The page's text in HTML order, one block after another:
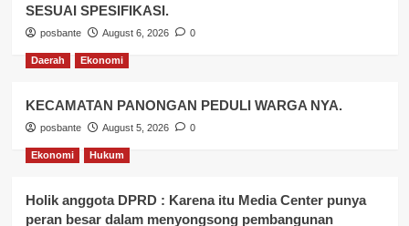
SESUAI SPESIFIKASI.
posbante August 6, 2026 0
Daerah Ekonomi
KECAMATAN PANONGAN PEDULI WARGA NYA.
posbante August 5, 2026 0
Ekonomi Hukum
Holik anggota DPRD : Karena itu Media Center punya
peran besar dalam menyongsong pembangunan